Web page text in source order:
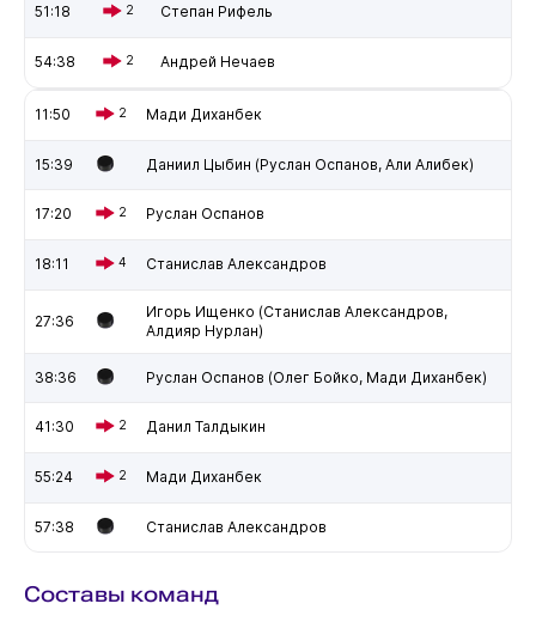
51:18 2 Степан Рифель
54:38 2 Андрей Нечаев
11:50 2 Мади Диханбек
15:39 Даниил Цыбин (Руслан Оспанов, Али Алибек)
17:20 2 Руслан Оспанов
18:11 4 Станислав Александров
27:36
Игорь Ищенко (Станислав Александров,
Алдияр Нурлан)
38:36 Руслан Оспанов (Олег Бойко, Мади Диханбек)
41:30 2 Данил Талдыкин
55:24 2 Мади Диханбек
57:38 Станислав Александров
Составы команд